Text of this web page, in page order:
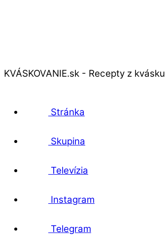
KVÁSKOVANIE.sk - Recepty z kvásku
Stránka
Skupina
Televízia
Instagram
Telegram